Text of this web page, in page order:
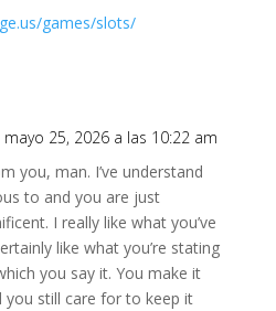
games/slots/
mayo 25, 2026 a las 10:22 am
you, man. I’ve understand
to and you are just
I really like what you’ve
like what you’re stating
you say it. You make it
you still care for to keep it